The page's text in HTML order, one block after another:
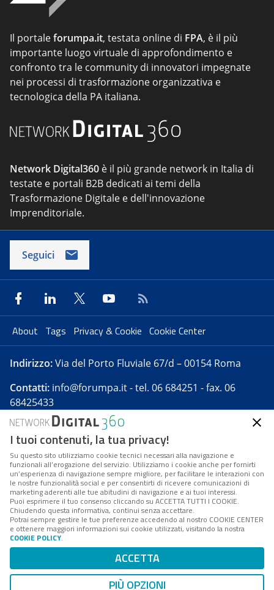
Il portaleforumpa.it, testata online di FPA, è il più
importante luogo virtuale di approfondimento e
confronto tra le community di innovatori impegnate
nei processi di trasformazione organizzativa e
tecnologica della PA italiana.
Network Digital360 è il più grande network in Italia di
testate e portali B2B dedicati ai temi della
Trasformazione Digitale e dell'innovazione
Imprenditoriale.
Seguici
About Tags Privacy & Cookie Cookie Center
Indirizzo:Via del Porto Fluviale 67/d – 00154 Roma
Contatti: info@forumpa.it- tel. 06 684251 - fax. 06
68425433
Forumpa.itè una pubblicazione telematica iscritta
presso Registro della stampa del Tribunale di Roma -
Reg. n. 182 del 2 maggio 2008 - Direttore resp. Michela
Stentella
FPA s.r.l. è società soggetta a Direzione e
Coordinamento da parte di Digital360 S.p.A. - FPA s.r.l.
è un'azienda certificata per il sistema di management
Codice Fiscale/Partita IVA n. 10693191008 - R.E.A. Roma
n. 1249791. ISP AWS
Mappa del sito
I tuoi contenuti, la tua privacy!
Su questo sito utilizziamo cookie tecnici necessari alla navigazione e
funzionali all’erogazione del servizio. Utilizziamo i cookie anche per fornirti
un’esperienza di navigazione sempre migliore, per facilitare le interazioni con
le nostre funzionalità social e per consentirti di ricevere comunicazioni di
marketing aderenti alle tue abitudini di navigazione e ai tuoi interessi.
Puoi esprimere il tuo consenso cliccando su ACCETTA TUTTI I COOKIE.
Chiudendo questa informativa, continui senza accettare.
Potrai sempre gestire le tue preferenze accedendo al nostro COOKIE CENTER
e ottenere maggiori informazioni sui cookie utilizzati, visitando la nostra
COOKIE POLICY.
ACCETTA
PIÙ OPZIONI